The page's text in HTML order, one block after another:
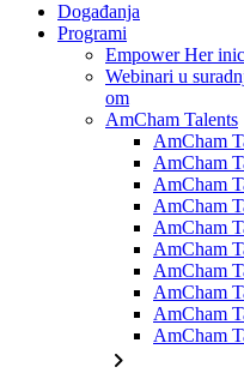
Događanja
Programi
Empower Her
Webinari u
om
AmCham Talents
AmCham
AmCham
AmCham
AmCham
AmCham
AmCham
AmCham
AmCham
AmCham
AmCham
chevron_right